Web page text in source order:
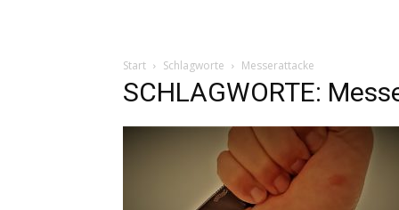
Start Schlagworte Messerattacke
SCHLAGWORTE: